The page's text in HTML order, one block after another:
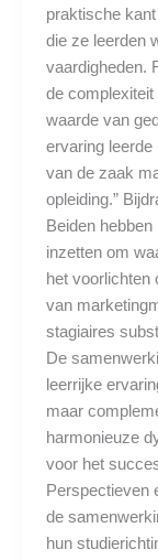
praktische
die ze leerden
vaardigheden.
de
waarde van
ervaring leerde
van de zaak
opleiding.”
Beiden
inzetten om
het voorlichten
van
stagiaires
De
leerrijke
maar
harmonieuze
voor het
Perspectieven
de
hun